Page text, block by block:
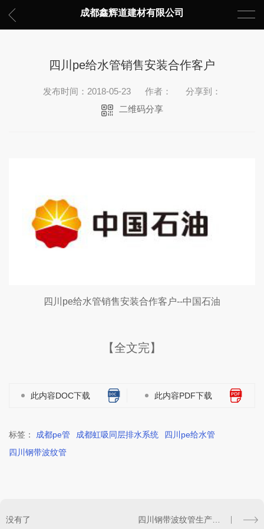
成都鑫辉道建材有限公司
四川pe给水管销售安装合作客户
发布时间：2018-05-23 作者：
分享到：
二维码分享
四川pe给水管销售安装合作客户--中国石油
【全文完】
此内容DOC下载 此内容PDF下载
标签： 成都pe管 成都虹吸同层排水系统
四川pe给水管
四川钢带波纹管
没有了